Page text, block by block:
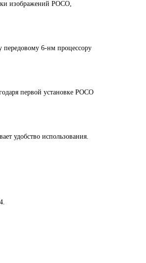
изображений POCO,
передовому 6-нм процессору
первой установке POCO
удобство использования.